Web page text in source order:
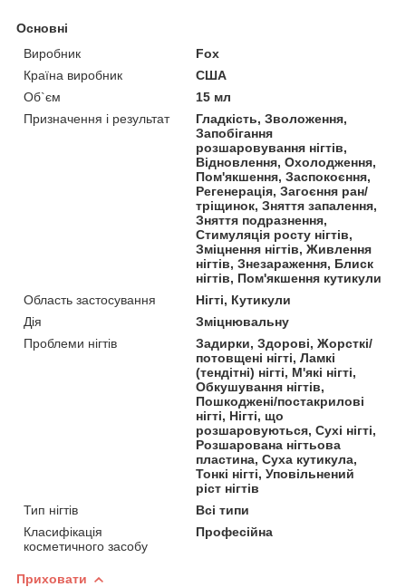
Основні
Виробник
Fox
Країна виробник
США
Об`єм
15 мл
Призначення і результат
Гладкість, Зволоження,
Запобігання
розшаровування нігтів,
Відновлення, Охолодження,
Пом'якшення, Заспокоєння,
Регенерація, Загоєння ран/
тріщинок, Зняття запалення,
Зняття подразнення,
Стимуляція росту нігтів,
Зміцнення нігтів, Живлення
нігтів, Знезараження, Блиск
нігтів, Пом'якшення кутикули
Область застосування
Нігті, Кутикули
Дія
Зміцнювальну
Проблеми нігтів
Задирки, Здорові, Жорсткі/
потовщені нігті, Ламкі
(тендітні) нігті, М'які нігті,
Обкушування нігтів,
Пошкоджені/постакрилові
нігті, Нігті, що
розшаровуються, Сухі нігті,
Розшарована нігтьова
пластина, Суха кутикула,
Тонкі нігті, Уповільнений
ріст нігтів
Тип нігтів
Всі типи
Класифікація
косметичного засобу
Професійна
Приховати